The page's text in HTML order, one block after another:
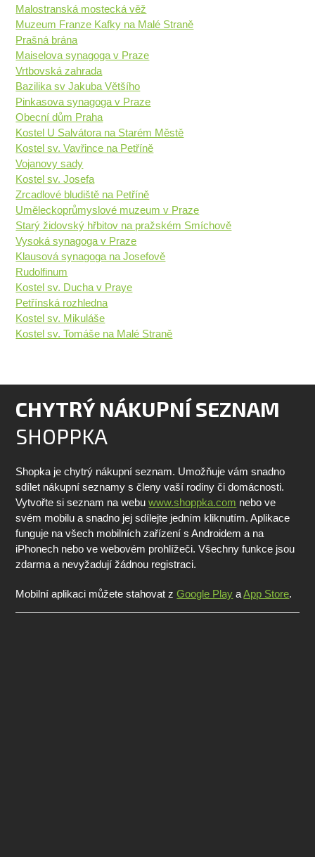
Malostranská mostecká věž
Muzeum Franze Kafky na Malé Straně
Prašná brána
Maiselova synagoga v Praze
Vrtbovská zahrada
Bazilika sv Jakuba Většího
Pinkasova synagoga v Praze
Obecní dům Praha
Kostel U Salvátora na Starém Městě
Kostel sv. Vavřince na Petříně
Vojanovy sady
Kostel sv. Josefa
Zrcadlové bludiště na Petříně
Uměleckoprůmyslové muzeum v Praze
Starý židovský hřbitov na pražském Smíchově
Vysoká synagoga v Praze
Klausová synagoga na Josefově
Rudolfinum
Kostel sv. Ducha v Praye
Petřínská rozhledna
Kostel sv. Mikuláše
Kostel sv. Tomáše na Malé Straně
CHYTRÝ NÁKUPNÍ SEZNAM
SHOPPKA
Shopka je chytrý nákupní seznam. Umožňuje vám snadno
sdílet nákupní seznamy s členy vaší rodiny či domácnosti.
Vytvořte si seznam na webuwww.shoppka.com nebo ve
svém mobilu a snadno jej sdílejte jedním kliknutím. Aplikace
funguje na všech mobilních zařízení s Androidem a na
iPhonech nebo ve webovém prohlížeči. Všechny funkce jsou
zdarma a nevyžadují žádnou registraci.
Mobilní aplikaci můžete stahovat zGoogle Play aApp Store.